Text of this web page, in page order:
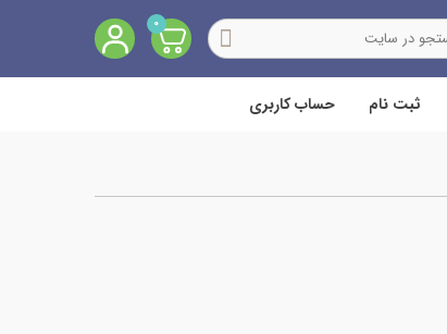
0
ثبت نام حساب کاربری